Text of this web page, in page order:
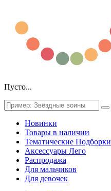
Пусто...
Новинки
Товары в наличии
Тематические Подборки
Аксессуары Лего
Распродажа
Для мальчиков
Для девочек